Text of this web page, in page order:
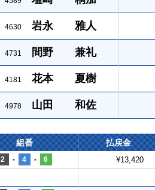
4630 岩永 雅人
4731 間野 兼礼
4181 花本 夏樹
4978 山田 和佐
組番 払戻金
2 - 4 - 6 ¥13,420